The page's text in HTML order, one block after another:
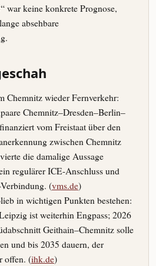
war keine konkrete Prognose,
absehbare
Chemnitz wieder Fernverkehr:
Chemnitz–Dresden–Berlin–
vom Freistaat über den
zwischen Chemnitz
die damalige Aussage
regulärer ICE-Anschluss und
(vms.de)
in wichtigen Punkten bestehen:
ist weiterhin Engpass; 2026
Geithain–Chemnitz solle
und bis 2035 dauern, der
offen. (ihk.de)